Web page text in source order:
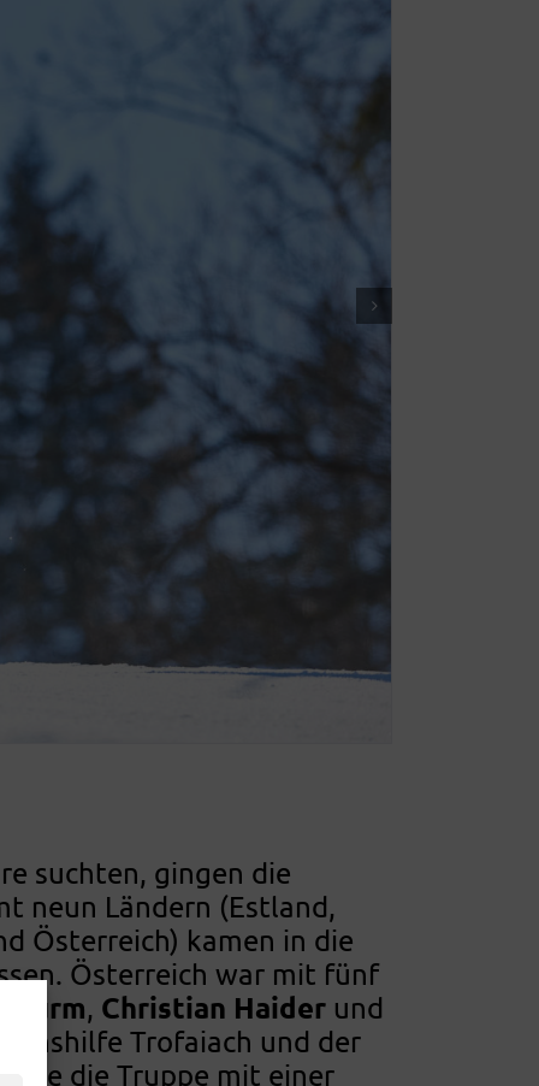
suchten, gingen die
neun Ländern (Estland,
Österreich) kamen in die
Österreich war mit fünf
, Christian Haiderund
Trofaiach und der
die Truppe mit einer